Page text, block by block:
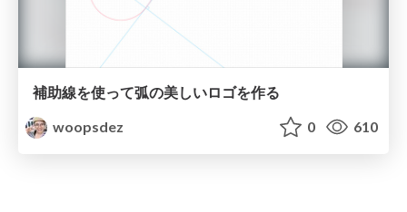
補助線を使って弧の美しいロゴを作る
woopsdez
0 610